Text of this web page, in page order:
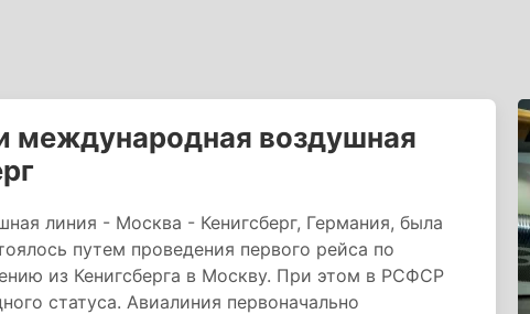
международная воздушная
линия - Москва - Кенигсберг, Германия, была
путем проведения первого рейса по
из Кенигсберга в Москву. При этом в РСФСР
статуса. Авиалиния первоначально